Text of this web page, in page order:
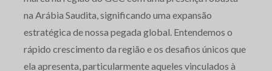
na Arábia Saudita, significando uma expansão
estratégica de nossa pegada global. Entendemos o
rápido crescimento da região e os desafios únicos que
ela apresenta, particularmente aqueles vinculados à